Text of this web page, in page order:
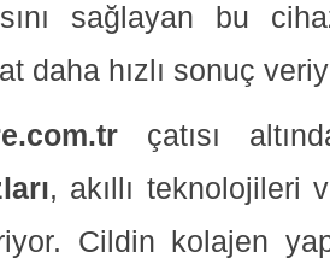
sağlayan bu
daha hızlı sonuç
çatısı
, akıllı teknolojileri
Cildin kolajen